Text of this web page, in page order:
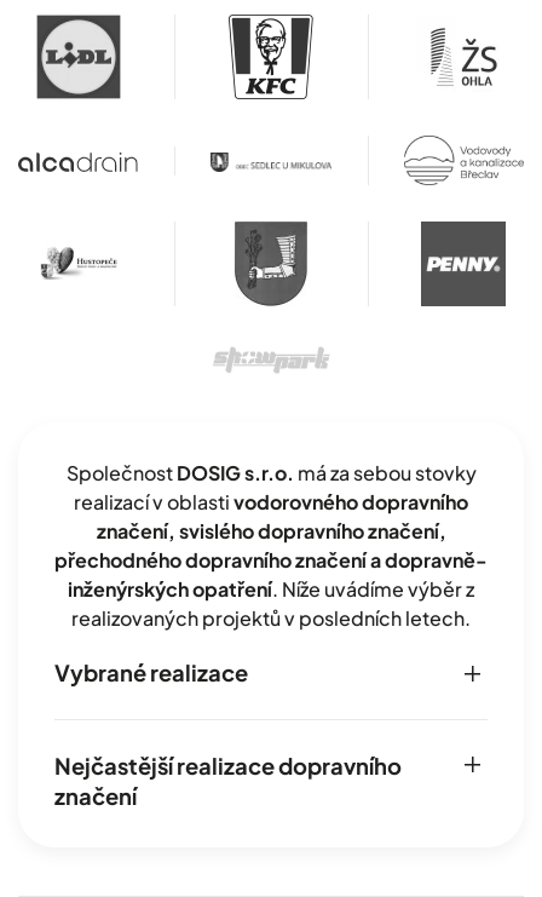
SpolečnostDOSIG s.r.o. má za sebou stovky
realizací v oblastivodorovného dopravního
značení, svislého dopravního značení,
přechodného dopravního značení a dopravně-
inženýrských opatření. Níže uvádíme výběr z
realizovaných projektů v posledních letech.
Vybrané realizace
Nejčastější realizace dopravního
značení